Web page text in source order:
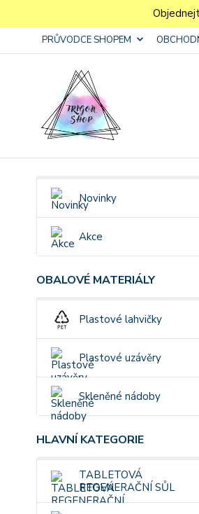
PRŮVODCE SHOPEM
Novinky
Akce
OBALOVÉ MATERIÁLY
Plastové lahvičky
Plastové uzávěry
Skleněné nádoby
HLAVNÍ KATEGORIE
TABLETOVÁ
REGENERAČNÍ SŮL